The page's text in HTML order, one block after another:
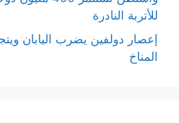
للأتربة النادرة
إعصار دولفين يضرب اليابان
المناخ